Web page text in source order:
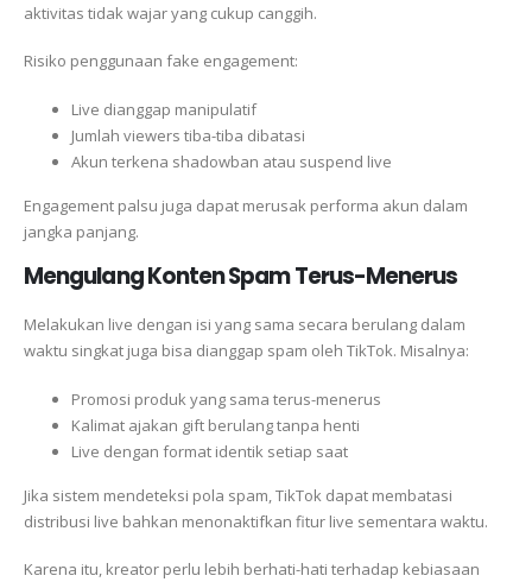
aktivitas tidak wajar yang cukup canggih.
Risiko penggunaan fake engagement:
Live dianggap manipulatif
Jumlah viewers tiba-tiba dibatasi
Akun terkena shadowban atau suspend live
Engagement palsu juga dapat merusak performa akun dalam
jangka panjang.
Mengulang Konten Spam Terus-Menerus
Melakukan live dengan isi yang sama secara berulang dalam
waktu singkat juga bisa dianggap spam oleh TikTok. Misalnya:
Promosi produk yang sama terus-menerus
Kalimat ajakan gift berulang tanpa henti
Live dengan format identik setiap saat
Jika sistem mendeteksi pola spam, TikTok dapat membatasi
distribusi live bahkan menonaktifkan fitur live sementara waktu.
Karena itu, kreator perlu lebih berhati-hati terhadap kebiasaan